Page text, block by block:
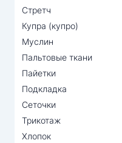
Стретч
Купра (купро)
Муслин
Пальтовые ткани
Пайетки
Подкладка
Сеточки
Трикотаж
Хлопок